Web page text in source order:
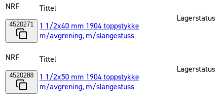
NRF
4520271
Tittel
1 1/2x40 mm 1904 toppstykke
m/avgrening, m/slangestuss
Lagerstatus
NRF
4520288
Tittel
1 1/2x50 mm 1904 toppstykke
m/avgrening, m/slangestuss
Lagerstatus